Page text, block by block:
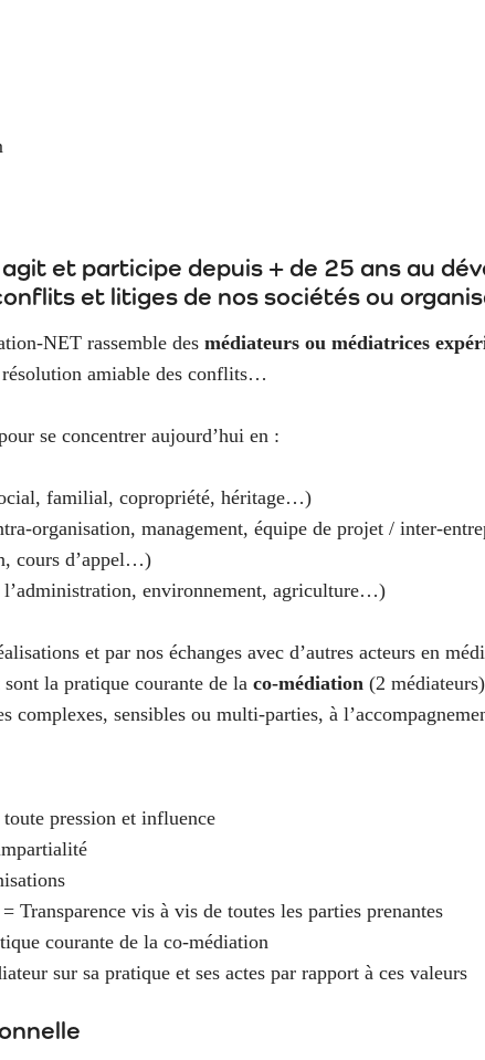
et participe depuis + de 25 ans au
et litiges de nos sociétés ou
NET rassemble des médiateurs ou médiatrices
amiable des conflits…
se concentrer aujourd’hui en :
familial, copropriété, héritage…)
organisation, management, équipe de projet / inter-
cours d’appel…)
l’administration, environnement, agriculture…)
et par nos échanges avec d’autres acteurs en
la pratique courante de la co-médiation (2
complexes, sensibles ou multi-parties, à
pression et influence
Transparence vis à vis de toutes les parties prenantes
courante de la co-médiation
sur sa pratique et ses actes par rapport à ces valeurs